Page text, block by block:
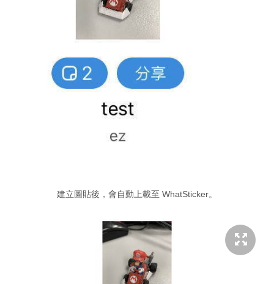
建立圖貼後，會自動上載至 WhatSticker。